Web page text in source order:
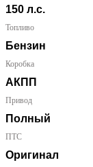
150 л.с.
Топливо
Бензин
Коробка
АКПП
Привод
Полный
ПТС
Оригинал